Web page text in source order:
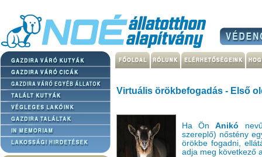
Virtuális örökbefogadás - Első
Ha ÖnAnikó
szereplő) nőstény
örökbe fogadni,
adja meg következő